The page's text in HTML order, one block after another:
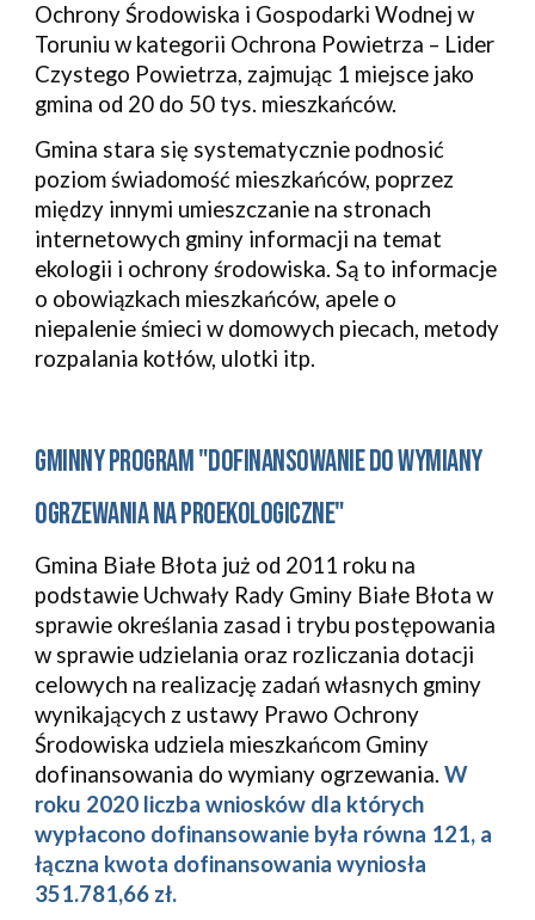
Ochrony Środowiska i Gospodarki Wodnej w
Toruniu w kategorii Ochrona Powietrza – Lider
Czystego Powietrza, zajmując 1 miejsce jako
gmina od 20 do 50 tys. mieszkańców.
Gmina stara się systematycznie podnosić
poziom świadomość mieszkańców, poprzez
między innymi umieszczanie na stronach
internetowych gminy informacji na temat
ekologii i ochrony środowiska. Są to informacje
o obowiązkach mieszkańców, apele o
niepalenie śmieci w domowych piecach, metody
rozpalania kotłów, ulotki itp.
GMINNY PROGRAM "DOFINANSOWANIE DO WYMIANY
OGRZEWANIA NA PROEKOLOGICZNE"
Gmina Białe Błota już od 2011 roku na
podstawie Uchwały Rady Gminy Białe Błota w
sprawie określania zasad i trybu postępowania
w sprawie udzielania oraz rozliczania dotacji
celowych na realizację zadań własnych gminy
wynikających z ustawy Prawo Ochrony
Środowiska udziela mieszkańcom Gminy
dofinansowania do wymiany ogrzewania. W
roku 2020 liczba wniosków dla których
wypłacono dofinansowanie była równa 121, a
łączna kwota dofinansowania wyniosła
351.781,66 zł.